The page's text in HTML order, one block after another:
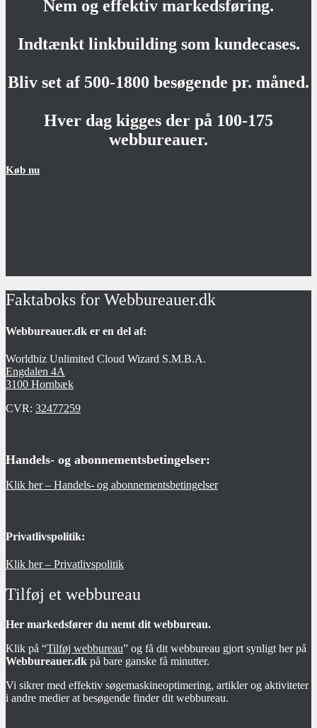
Nem og effektiv markedsføring.
Indtænkt linkbuilding som kundecases.
Bliv set af 500-1800 besøgende pr. måned.
Hver dag kigges der på 100-175
webbureauer.
Køb nu
Faktaboks for Webbureauer.dk
Webbureauer.dk er en del af:
Worldbiz Unlimited Cloud Wizard S.M.B.A.
Engdalen 4A
3100 Hornbæk
CVR: 32477259
Handels- og abonnementsbetingelser:
Klik her – Handels- og abonnementsbetingelser
Privatlivspolitik:
Klik her – Privatlivspolitik
Tilføj et webbureau
Her markedsfører du nemt dit webbureau.
Klik på “Tilføj webbureau” og få dit webbureau gjort synligt her på
Webbureauer.dk på bare ganske få minutter.
Vi sikrer med effektiv søgemaskineoptimering, artikler og aktiviteter
i andre medier at besøgende finder dit webbureau.